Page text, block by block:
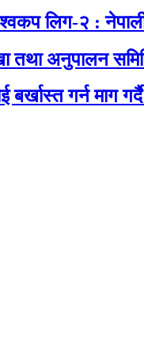
लिग-२ : नेपाली
तथा अनुपालन
बर्खास्त गर्न माग